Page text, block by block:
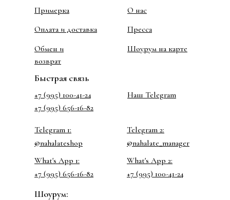
Примерка
О нас
Оплата и доставка
Обмен и
возврат
Пресса
Шоурум:
Шоурум на карте
Быстрая связь
+7 (995) 100-41-24
Telegram 1:
Наш Telegram
@nahalate_manager
Telegram 2:
@nahalateshop
What's App 1:
+7 (995) 100-41-24
What's App 2:
+7 (995) 656-16-82
+7 (995) 656-16-82